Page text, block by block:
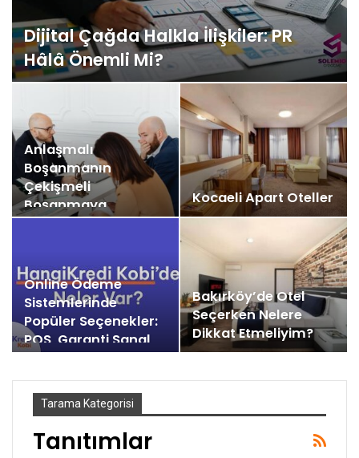
Dijital Çağda Halkla İlişkiler: PR
Hâlâ Önemli Mi?
Anlaşmalı
Boşanmanın
Çekişmeli
Boşanmaya
Dönüşmesi
Kocaeli Apart Oteller
Online Ödeme
Sistemlerinde
Popüler Seçenekler:
POS, Garanti Sanal
POS,…
Bakırköy’de Otel
Seçerken Nelere
Dikkat Etmeliyim?
Tarama Kategorisi
Tanıtımlar